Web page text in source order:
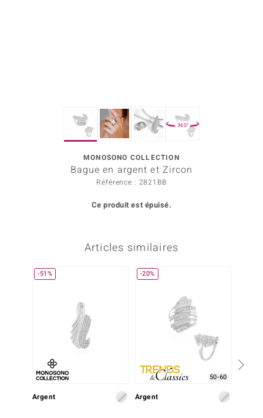
360°
MONOSONO COLLECTION
Bague en argent et Zircon
Référence : 2821BB
Ce produit est épuisé.
Articles similaires
-51%
Argent
-20%
50-60
Argent